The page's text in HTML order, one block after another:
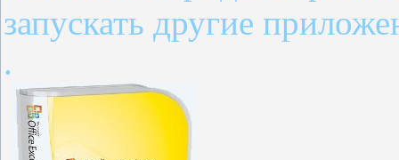
запускать другие
.